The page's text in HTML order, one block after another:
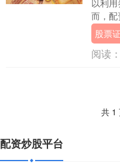
以利
而，配
的配资
交易者
股票
阅读：
共 1
配资炒股平台